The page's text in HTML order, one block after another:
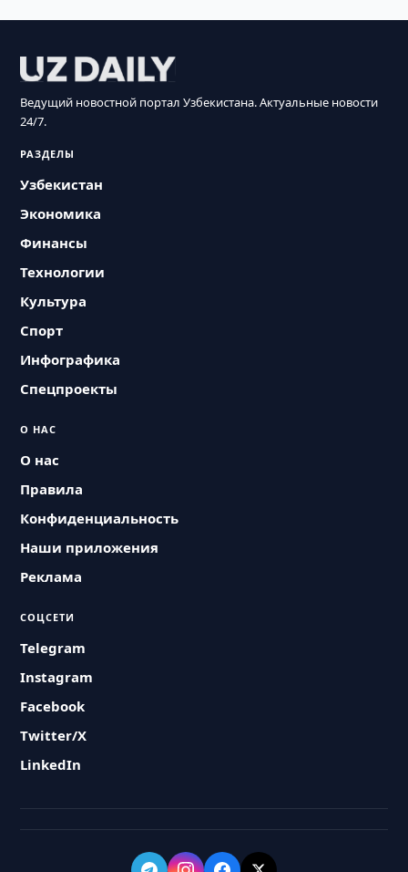
Ведущий новостной портал Узбекистана. Актуальные новости
24/7.
РАЗДЕЛЫ
Узбекистан
Экономика
Финансы
Технологии
Культура
Спорт
Инфографика
Спецпроекты
О НАС
О нас
Правила
Конфиденциальность
Наши приложения
Реклама
СОЦСЕТИ
Telegram
Instagram
Facebook
Twitter/X
LinkedIn